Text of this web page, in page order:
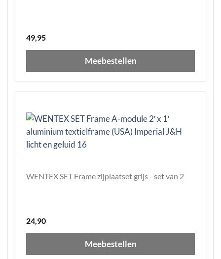
49,95
Meebestellen
WENTEX SET Frame zijplaatset grijs - set van 2
24,90
Meebestellen